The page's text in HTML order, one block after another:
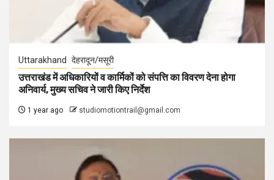
Uttarakhand देहरादून/मसूरी
उत्तराखंड में अधिकारियों व कार्मिकों को संपत्ति का विवरण देना होगा
अनिवार्य, मुख्य सचिव ने जारी किए निर्देश
1 year ago studiomotiontrail@gmail.com